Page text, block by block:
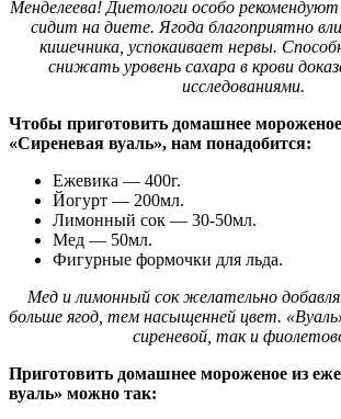
Менделеева! Диетологи особо
сидит на диете. Ягода благоприятно
кишечника, успокаивает нервы.
снижать уровень сахара в крови
исследованиями.
Чтобы приготовить домашнее
«Сиреневая вуаль», нам понадобится:
Ежевика — 400г.
Йогурт — 200мл.
Лимонный сок — 30-50мл.
Мед — 50мл.
Фигурные формочки для льда.
Мед и лимонный сок желательно
больше ягод, тем насыщенней цвет.
сиреневой, так и
Приготовить домашнее мороженое из
вуаль» можно так: